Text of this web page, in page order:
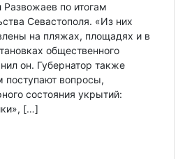
Развожаев по итогам
Севастополя. «Из них
на пляжах, площадях и в
общественного
он. Губернатор также
поступают вопросы,
состояния укрытий:
[…]